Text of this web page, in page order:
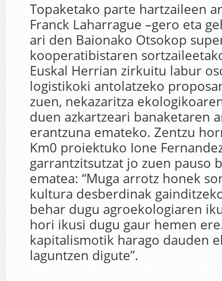
Topaketako parte hartzaileen
Franck Laharrague –gero eta
ari den Baionako Otsokop
kooperatibistaren
Euskal Herrian zirkuitu labur
logistikoki antolatzeko
zuen, nekazaritza
duen azkartzeari banaketaren
erantzuna emateko. Zentzu
Km0 proiektuko Ione
garrantzitsutzat jo zuen pauso
ematea: “Muga arrotz honek
kultura desberdinak
behar dugu agroekologiaren
hori ikusi dugu gaur hemen
kapitalismotik harago dauden
laguntzen digute”.